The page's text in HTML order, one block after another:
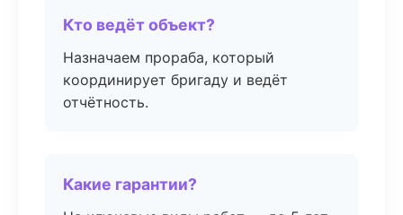
Кто ведёт объект?
Назначаем прораба, который
координирует бригаду и ведёт
отчётность.
Какие гарантии?